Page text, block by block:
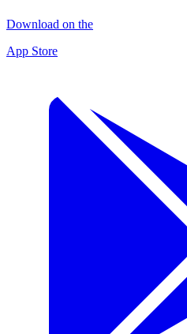
Download on the
App Store